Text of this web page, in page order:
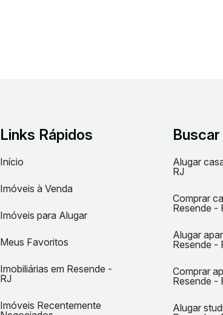
Links Rápidos
Início
Imóveis à Venda
Imóveis para Alugar
Meus Favoritos
Imobiliárias em Resende -
RJ
Imóveis Recentemente
Alugar
RJ
Comprar
Resende -
Alugar
Resende -
Comprar
Resende -
Alugar